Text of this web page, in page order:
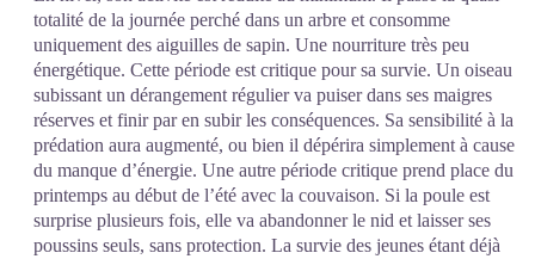
totalité de la journée perché dans un arbre et consomme
uniquement des aiguilles de sapin. Une nourriture très peu
énergétique. Cette période est critique pour sa survie. Un oiseau
subissant un dérangement régulier va puiser dans ses maigres
réserves et finir par en subir les conséquences. Sa sensibilité à la
prédation aura augmenté, ou bien il dépérira simplement à cause
du manque d’énergie. Une autre période critique prend place du
printemps au début de l’été avec la couvaison. Si la poule est
surprise plusieurs fois, elle va abandonner le nid et laisser ses
poussins seuls, sans protection. La survie des jeunes étant déjà